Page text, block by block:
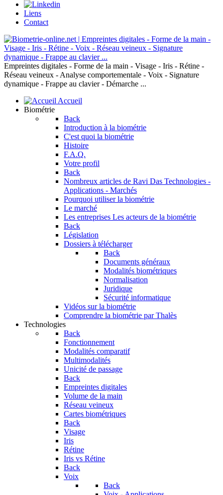
Liens
Contact
Empreintes digitales - Forme de la main - Visage - Iris - Rétine -
Réseau veineux - Analyse comportementale - Voix - Signature
dynamique - Frappe au clavier - Démarche ...
Accueil
Biométrie
Back
Introduction à la biométrie
C'est quoi la biométrie
Histoire
F.A.Q.
Votre profil
Back
Nombreux articles de Ravi Das Technologies -
Applications - Marchés
Pourquoi utiliser la biométrie
Le marché
Les entreprises Les acteurs de la biométrie
Back
Législation
Dossiers à télécharger
Back
Documents généraux
Modalités biométriques
Normalisation
Juridique
Sécurité informatique
Vidéos sur la biométrie
Comprendre la biométrie par Thalès
Technologies
Back
Fonctionnement
Modalités comparatif
Multimodalités
Unicité de passage
Back
Empreintes digitales
Volume de la main
Réseau veineux
Cartes biométriques
Back
Visage
Iris
Rétine
Iris vs Rétine
Back
Voix
Back